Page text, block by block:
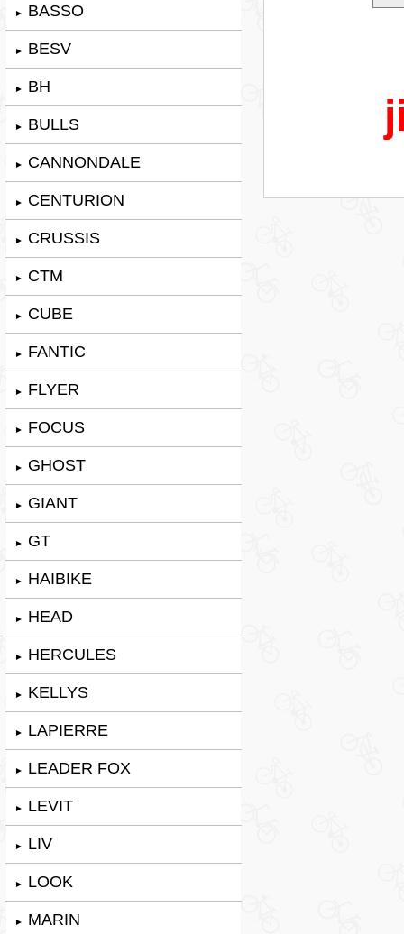
► BASSO
► BESV
► BH
► BULLS
► CANNONDALE
► CENTURION
► CRUSSIS
► CTM
► CUBE
► FANTIC
► FLYER
► FOCUS
► GHOST
► GIANT
► GT
► HAIBIKE
► HEAD
► HERCULES
► KELLYS
► LAPIERRE
► LEADER FOX
► LEVIT
► LIV
► LOOK
► MARIN